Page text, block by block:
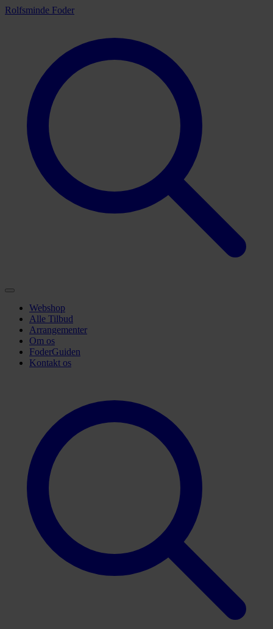
Rolfsminde Foder
Webshop
Alle Tilbud
Arrangementer
Om os
FoderGuiden
Kontakt os